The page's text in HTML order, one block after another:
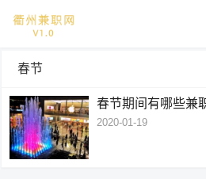
春节
春节期间有哪些兼
2020-01-19